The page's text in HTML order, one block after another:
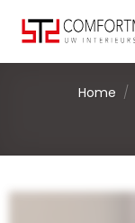
content
Home /